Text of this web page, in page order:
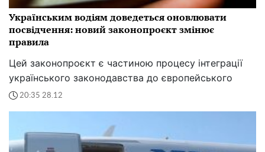
Українським водіям доведеться оновлювати
посвідчення: новий законопроєкт змінює
правила
Цей законопроєкт є частиною процесу інтеграції
українського законодавства до європейського
20:35 28.12